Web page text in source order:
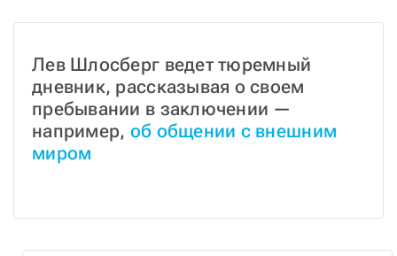
Лев Шлосберг ведет тюремный
дневник, рассказывая о своем
пребывании в заключении —
например, об общении с внешним
миром